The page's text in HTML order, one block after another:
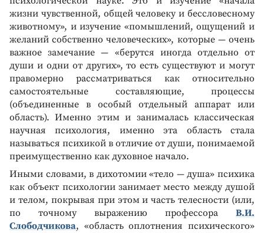
жизни чувственной, общей человеку и бессловесному
животному», и изучение «помышлений, ощущений и
желаний собственно человеческих», которые — очень
важное замечание — «берутся иногда отдельно от
души и одни от других», то есть существуют и могут
правомерно рассматриваться как относительно
самостоятельные составляющие, процессы
(объединенные в особый отдельный аппарат или
область). Именно этим и занималась классическая
научная психология, именно эта область стала
называться психикой в отличие от души, понимаемой
преимущественно как духовное начало.
Иными словами, в дихотомии «тело — душа» психика
как объект психологии занимает место между душой
и телом, покрывая при этом и часть телесности (или,
по точному выражению профессора В.И.
Слободчикова, «область оплотнения психического»